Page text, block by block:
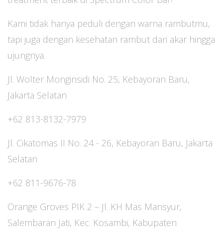
Kami tidak hanya peduli dengan warna rambutmu,
tapi juga dengan kesehatan rambut dari akar hingga
ujungnya.
Jl. Wolter Monginsidi No. 25, Kebayoran Baru,
Jakarta Selatan
+62 813-8132-7979
Jl. Cikatomas II No. 24 - 26, Kebayoran Baru, Jakarta
Selatan
+62 811-9676-78
Orange Groves PIK 2 – Jl. KH Mas Mansyur,
Salembaran Jati, Kec. Kosambi, Kabupaten